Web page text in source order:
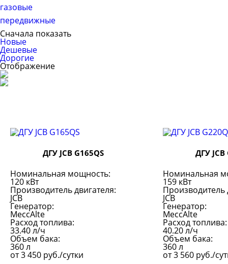
газовые
передвижные
Сначала показать
Новые
Дешевые
Дорогие
Отображение
ДГУ JCB G165QS
Номинальная мощность:
120 кВт
Производитель двигателя:
JCB
Генератор:
MeccAlte
Расход топлива:
33.40 л/ч
Объем бака:
360 л
от3 450 руб./сутки
ДГУ JCB
Номинальная
159 кВт
Производитель
JCB
Генератор:
MeccAlte
Расход топлива:
40.20 л/ч
Объем бака:
360 л
от3 560 руб./